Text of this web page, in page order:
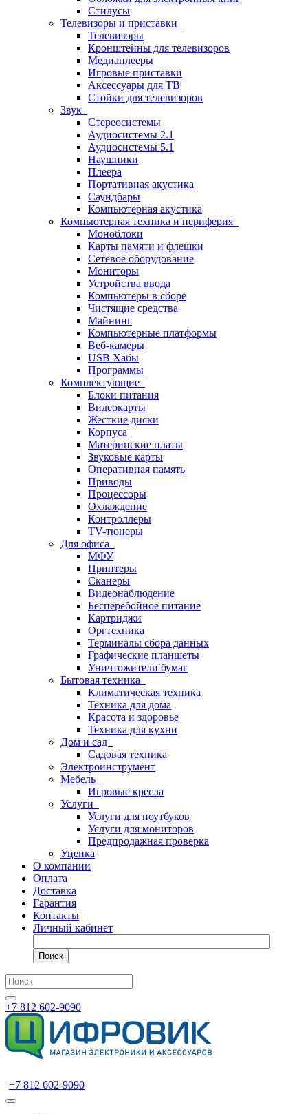
Стилусы
Телевизоры и приставки
Телевизоры
Кронштейны для телевизоров
Медиаплееры
Игровые приставки
Аксессуары для ТВ
Стойки для телевизоров
Звук
Стереосистемы
Аудиосистемы 2.1
Аудиосистемы 5.1
Наушники
Плеера
Портативная акустика
Саундбары
Компьютерная акустика
Компьютерная техника и периферия
Моноблоки
Карты памяти и флешки
Сетевое оборудование
Мониторы
Устройства ввода
Компьютеры в сборе
Чистящие средства
Майнинг
Компьютерные платформы
Веб-камеры
USB Хабы
Программы
Комплектующие
Блоки питания
Видеокарты
Жесткие диски
Корпуса
Материнские платы
Звуковые карты
Оперативная память
Приводы
Процессоры
Охлаждение
Контроллеры
TV-тюнеры
Для офиса
МФУ
Принтеры
Сканеры
Видеонаблюдение
Бесперебойное питание
Картриджи
Оргтехника
Терминалы сбора данных
Графические планшеты
Уничтожители бумаг
Бытовая техника
Климатическая техника
Техника для дома
Красота и здоровье
Техника для кухни
Дом и сад
Садовая техника
Электроинструмент
Мебель
Игровые кресла
Услуги
Услуги для ноутбуков
Услуги для мониторов
Предпродажная проверка
Уценка
О компании
Оплата
Доставка
Гарантия
Контакты
Личный кабинет
Поиск
+7 812 602-9090
+7 812 602-9090